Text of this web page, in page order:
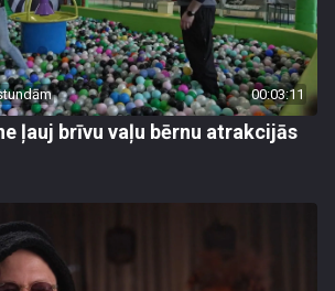
00:03:11
ļauj brīvu vaļu bērnu atrakcijās